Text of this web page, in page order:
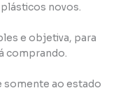
novos.
e objetiva, para
comprando.
somente ao estado